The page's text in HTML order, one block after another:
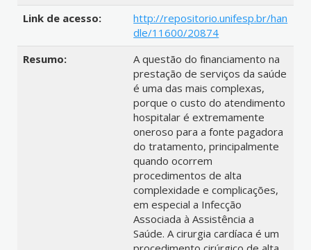
Link de acesso:
http://repositorio.unifesp.br/han
dle/11600/20874
Resumo:
A questão do financiamento na
prestação de serviços da saúde
é uma das mais complexas,
porque o custo do atendimento
hospitalar é extremamente
oneroso para a fonte pagadora
do tratamento, principalmente
quando ocorrem
procedimentos de alta
complexidade e complicações,
em especial a Infecção
Associada à Assistência a
Saúde. A cirurgia cardíaca é um